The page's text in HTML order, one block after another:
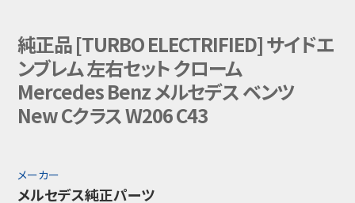
純正品 [TURBO ELECTRIFIED] サイドエ
ンブレム 左右セット クローム
Mercedes Benz メルセデス ベンツ
New Cクラス W206 C43
メーカー
メルセデス純正パーツ